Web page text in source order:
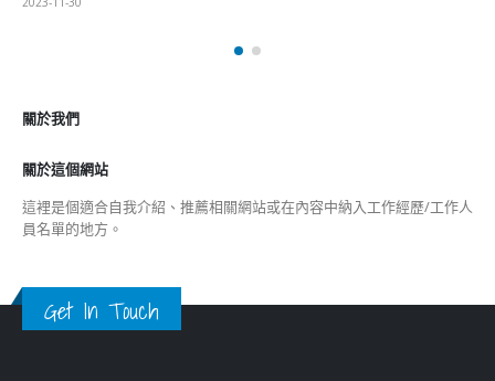
關於我們
關於這個網站
這裡是個適合自我介紹、推薦相關網站或在內容中納入工作經歷/工作人
員名單的地方。
Get In Touch